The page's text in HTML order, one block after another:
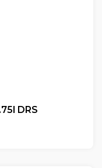
DRS